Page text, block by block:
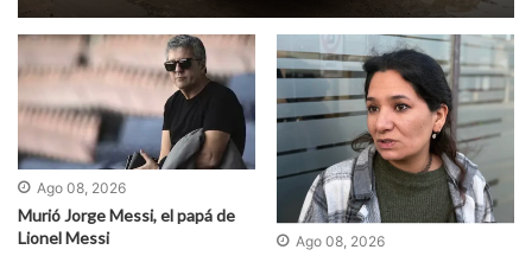
Ago 08, 2026
Murió Jorge Messi, el papá de
Lionel Messi
Ago 08, 2026